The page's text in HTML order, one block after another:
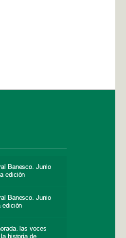
Banesco. Junio
edición
Banesco. Junio
edición
las voces
historia de